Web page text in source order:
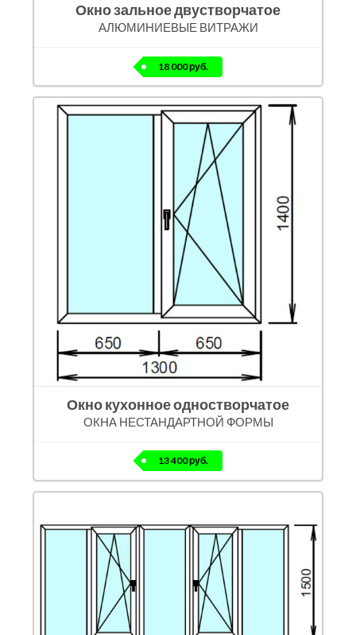
Окно зальное двустворчатое
АЛЮМИНИЕВЫЕ ВИТРАЖИ
18 000 руб.
Окно кухонное одностворчатое
ОКНА НЕСТАНДАРТНОЙ ФОРМЫ
13 400 руб.